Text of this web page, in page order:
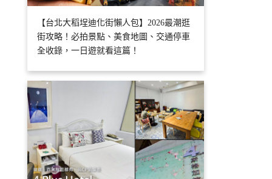
【台北大稻埕迪化街懶人包】2026最潮逛
街攻略！必拍景點、美食地圖、交通停車
全收錄，一日遊就看這篇！